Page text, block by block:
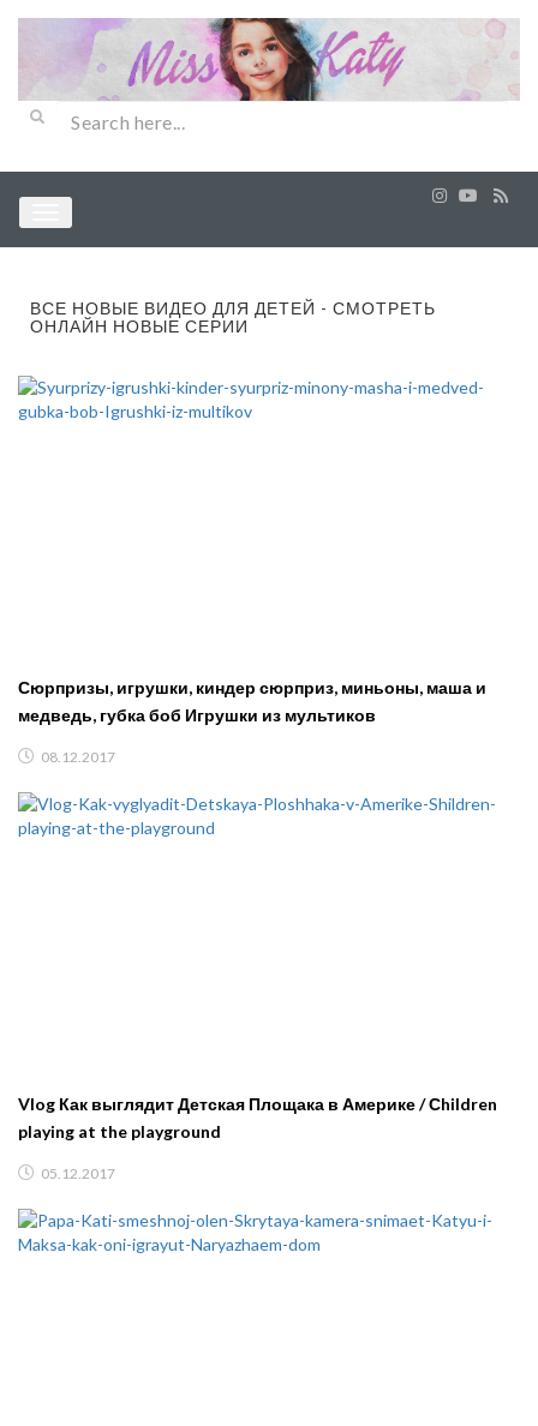
ВСЕ НОВЫЕ ВИДЕО ДЛЯ ДЕТЕЙ - СМОТРЕТЬ
ОНЛАЙН НОВЫЕ СЕРИИ
Сюрпризы, игрушки, киндер сюрприз, миньоны, маша и
медведь, губка боб Игрушки из мультиков
08.12.2017
Vlog Как выглядит Детская Площака в Америке / Сhildren
playing at the playground
05.12.2017